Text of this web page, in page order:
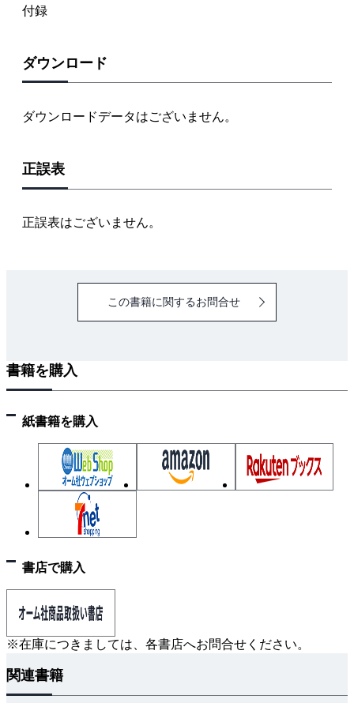
付録
ダウンロード
ダウンロードデータはございません。
正誤表
正誤表はございません。
この書籍に関するお問合せ
書籍を購入
紙書籍を購入
書店で購入
※在庫につきましては、各書店へお問合せください。
関連書籍